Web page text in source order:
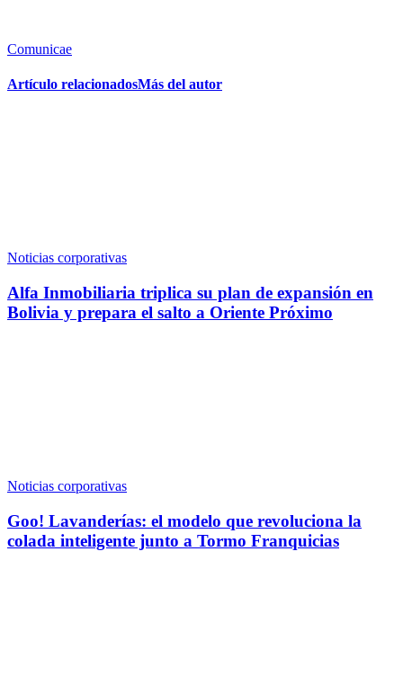
Comunicae
Artículo relacionadosMás del autor
Noticias corporativas
Alfa Inmobiliaria triplica su plan de expansión en
Bolivia y prepara el salto a Oriente Próximo
Noticias corporativas
Goo! Lavanderías: el modelo que revoluciona la
colada inteligente junto a Tormo Franquicias